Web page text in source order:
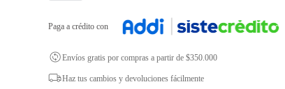
Paga a crédito con
Envíos gratis por compras a partir de $350.000
Haz tus cambios y devoluciones fácilmente